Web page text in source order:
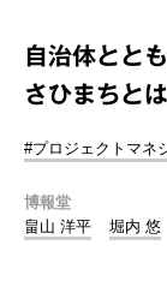
自治体とと
さひまちと
#プロジェクトマネ
博報堂
畠山 洋平
堀内 悠